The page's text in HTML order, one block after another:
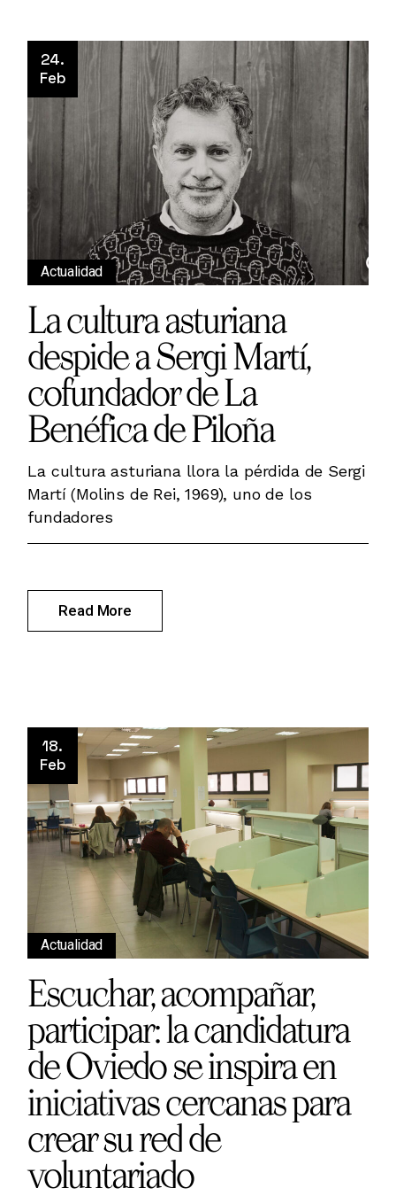
24.
Feb
Actualidad
La cultura asturiana
despide a Sergi Martí,
cofundador de La
Benéfica de Piloña
La cultura asturiana llora la pérdida de Sergi
Martí (Molins de Rei, 1969), uno de los
fundadores
Read More
18.
Feb
Actualidad
Escuchar, acompañar,
participar: la candidatura
de Oviedo se inspira en
iniciativas cercanas para
crear su red de
voluntariado